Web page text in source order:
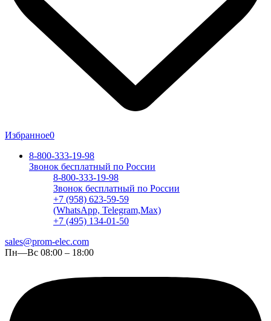
Избранное0
8-800-333-19-98
Звонок бесплатный по России
8-800-333-19-98
Звонок бесплатный по России
+7 (958) 623-59-59
(WhatsApp, Telegram,Max)
+7 (495) 134-01-50
sales@prom-elec.com
Пн—Вс 08:00 – 18:00